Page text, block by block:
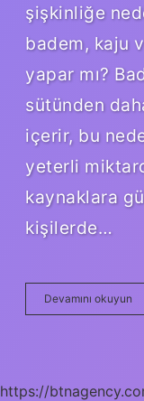
şişkinliğe
badem, kaju
yapar mı?
sütünden
içerir, bu
yeterli
kaynaklara
kişilerde…
Devamını okuyun
https://